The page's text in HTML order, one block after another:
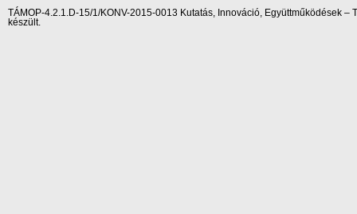
TÁMOP-4.2.1.D-15/1/KONV-2015-0013 Kutatás, Innováció, Együttműködések
készült.